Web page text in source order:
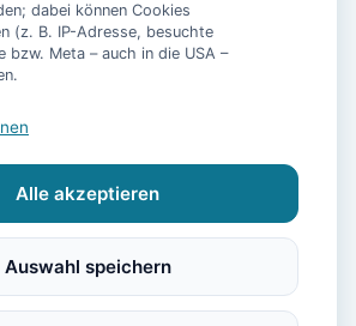
Küche Kühlschrank
Fahrradverleih Frühstück
dabei können Cookies
(z. B. IP-Adresse, besuchte
bzw. Meta – auch in die USA –
Alle akzeptieren
Auswahl speichern